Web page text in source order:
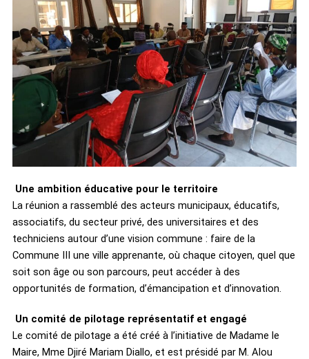
Une ambition éducative pour le territoire
La réunion a rassemblé des acteurs municipaux, éducatifs,
associatifs, du secteur privé, des universitaires et des
techniciens autour d’une vision commune : faire de la
Commune III une ville apprenante, où chaque citoyen, quel que
soit son âge ou son parcours, peut accéder à des
opportunités de formation, d’émancipation et d’innovation.
Un comité de pilotage représentatif et engagé
Le comité de pilotage a été créé à l’initiative de Madame le
Maire, Mme Djiré Mariam Diallo, et est présidé par M. Alou